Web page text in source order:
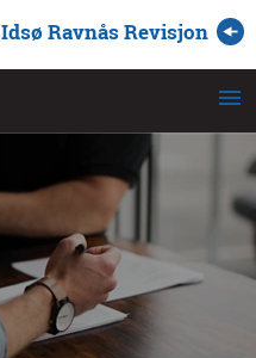
Idsø Ravnås Revisjon